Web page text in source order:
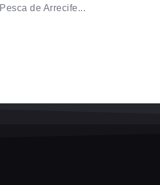
Pesca de Arrecife...